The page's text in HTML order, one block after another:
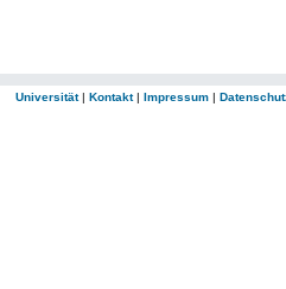
Universität| Kontakt| Impressum |